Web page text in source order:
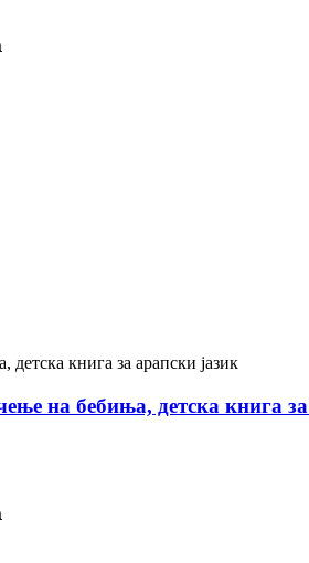
на бебиња, детска книга